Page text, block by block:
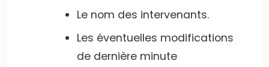
Le nom des intervenants.
Les éventuelles modifications
de dernière minute